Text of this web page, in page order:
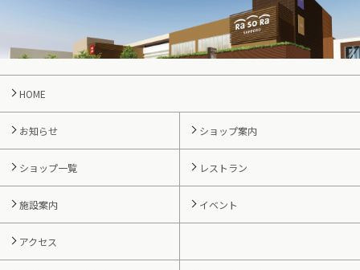
HOME
お知らせ ショップ案内
ショップ一覧 レストラン
施設案内 イベント
アクセス